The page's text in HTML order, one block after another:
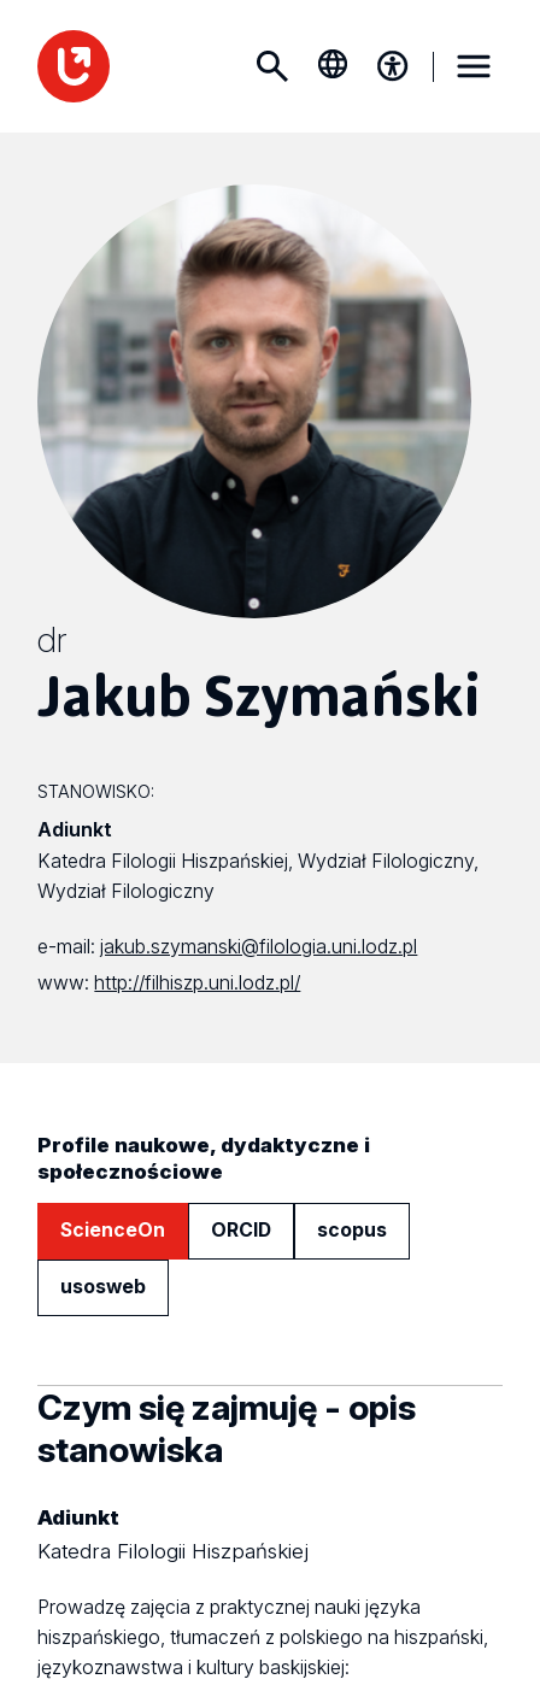
dr
Jakub Szymański
STANOWISKO:
Adiunkt
Katedra Filologii Hiszpańskiej, Wydział Filologiczny,
Wydział Filologiczny
e-mail:jakub.szymanski@filologia.uni.lodz.pl
www:http://filhiszp.uni.lodz.pl/
Profile naukowe, dydaktyczne i
społecznościowe
ScienceOn ORCID scopus
usosweb
Czym się zajmuję - opis
stanowiska
Adiunkt
Katedra Filologii Hiszpańskiej
Prowadzę zajęcia z praktycznej nauki języka
hiszpańskiego, tłumaczeń z polskiego na hiszpański,
językoznawstwa i kultury baskijskiej: